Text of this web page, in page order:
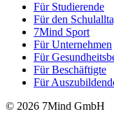
Für Stu­die­rende
Für den
7Mind Sport
Für Unter­neh­men
Für
Für Beschäftigte
Für
© 2026 7Mind GmbH